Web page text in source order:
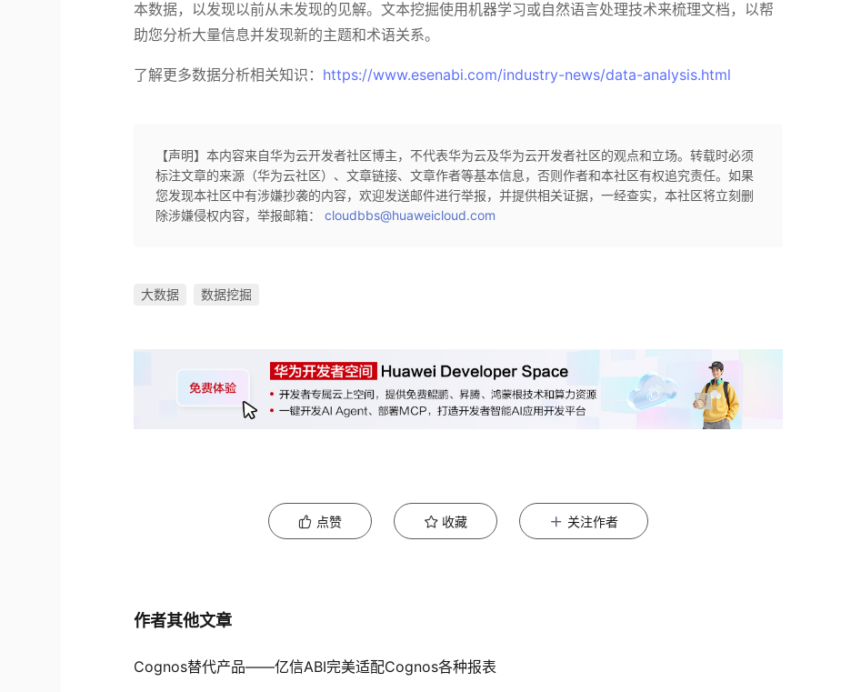
本数据，以发现以前从未发现的见解。文本挖掘使用机器学习或自然语言处理技术来梳理文档，以帮
助您分析大量信息并发现新的主题和术语关系。
了解更多数据分析相关知识： https://www.esenabi.com/industry-news/data-analysis.html
【声明】本内容来自华为云开发者社区博主，不代表华为云及华为云开发者社区的观点和立场。转载时必须
标注文章的来源（华为云社区）、文章链接、文章作者等基本信息，否则作者和本社区有权追究责任。如果
您发现本社区中有涉嫌抄袭的内容，欢迎发送邮件进行举报，并提供相关证据，一经查实，本社区将立刻删
除涉嫌侵权内容，举报邮箱：cloudbbs@huaweicloud.com
大数据 数据挖掘
点赞 收藏 关注作者
作者其他文章
Cognos替代产品——亿信ABI完美适配Cognos各种报表